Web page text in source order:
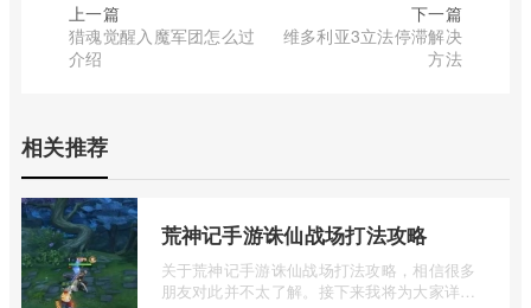
上一篇
猎魂觉醒入魔军团怎么过
介绍
下一篇
维多利亚3立法停滞解决
方法
相关推荐
荒神记手游诛仙战场打法攻略
关于荒神记手游诛仙战场打法攻略，相信很多
朋友对此并不太了解。接下来我将为大家详细